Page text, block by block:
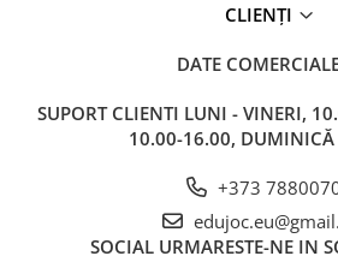
CLIENȚI
DATE
SUPORT CLIENTI LUNI - VINERI,
10.00-16.00, DUMINICĂ
+373
SOCIAL URMARESTE-NE IN